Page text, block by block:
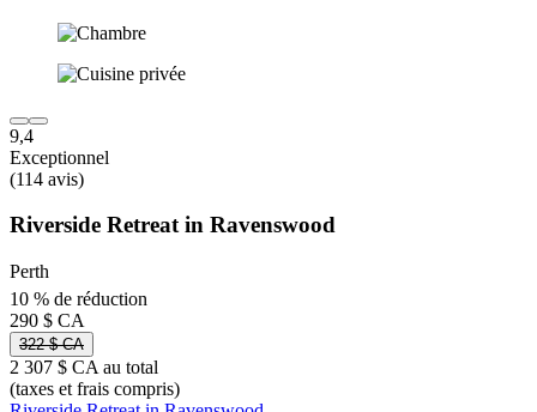
9,4
Exceptionnel
(114 avis)
Riverside Retreat in Ravenswood
Perth
10 % de réduction
290 $ CA
322 $ CA
2 307 $ CA au total
(taxes et frais compris)